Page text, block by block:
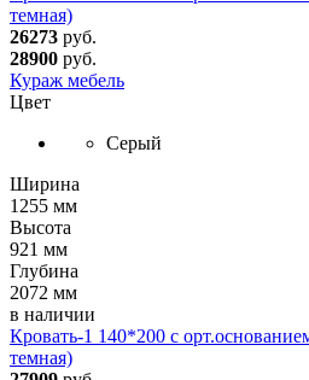
темная)
26273 руб.
28900 руб.
Кураж мебель
Цвет
Серый
Ширина
1255 мм
Высота
921 мм
Глубина
2072 мм
в наличии
Кровать-1 140*200 с
темная)